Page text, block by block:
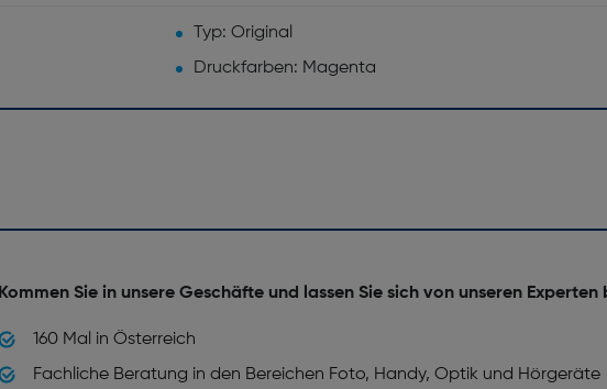
Typ: Original
Druckfarben: Magenta
Kommen Sie in unsere Geschäfte und lassen Sie sich von unseren Experten
160 Mal in Österreich
Fachliche Beratung in den Bereichen Foto, Handy, Optik und Hörgeräte